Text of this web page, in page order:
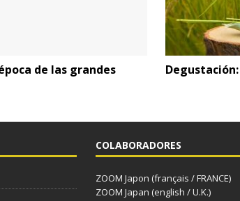
de las grandes
COLABORADORES
ZOOM Japon (français / FRANCE)
ZOOM Japan (english / U.K.)